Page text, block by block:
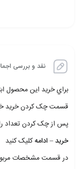
نقد و بررسی
براي خريد اين محصول
قسمت چک کردن خريد
پس از چک کردن تعداد
خريد – ادامهکليک کنيد
در قسمت مشخصات